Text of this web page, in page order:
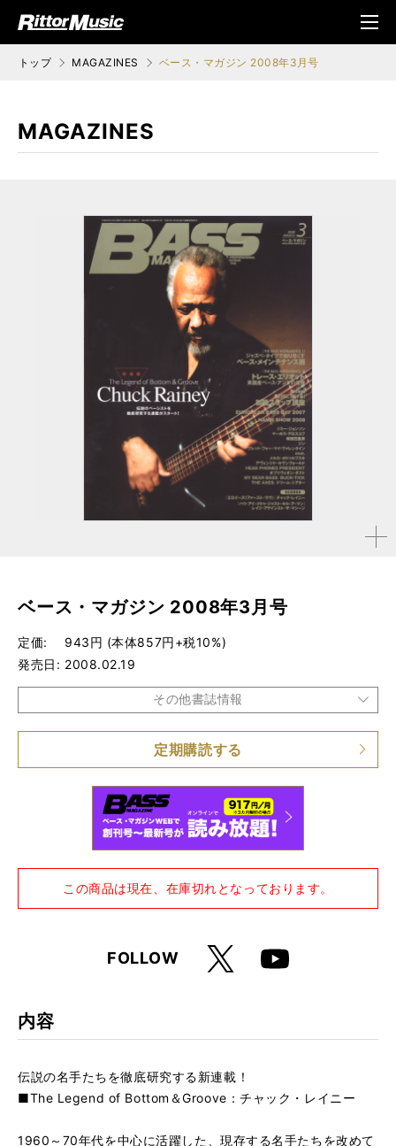
ジック (Rittor Musi
メニ
ュ
トップ MAGAZINES ベース・マガジン 2008年3月号
MAGAZINES
拡大す
ベース・マガジン 2008年3月号
定価
943円 (本体857円+税10%)
発売日
2008.02.19
その他書誌情報
A4変形判 / 164ページ
定期購読する
この商品は現在、在庫切れとなっております。
FOLLOW Youtube
内容
伝説の名手たちを徹底研究する新連載！
■The Legend of Bottom＆Groove：チャック・レイニー
1960～70年代を中心に活躍した、現存する名手たちを改めて